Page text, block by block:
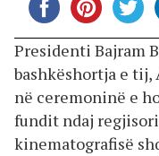
Presidenti Bajram
bashkëshortja e tij,
në ceremoninë e
fundit ndaj
kinematografisë